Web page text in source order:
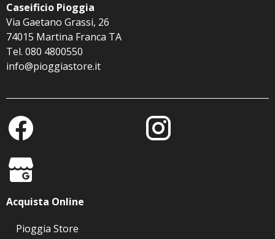
Caseificio Pioggia
Via Gaetano Grassi, 26
74015 Martina Franca TA
Tel. 080 4800550
info@pioggiastore.it
Acquista Online
Pioggia Store